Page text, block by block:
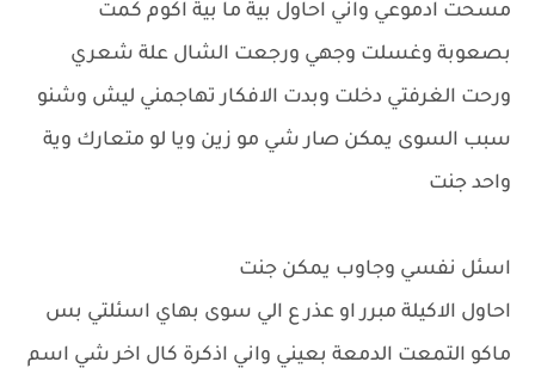
مسحت ادموعي واني احاول بية ما بية اكوم كمت
بصعوبة وغسلت وجهي ورجعت الشال علة شعري
ورحت الغرفتي دخلت وبدت الافكار تهاجمني ليش وشنو
سبب السوى يمكن صار شي مو زين ويا لو متعارك وية
واحد جنت
اسئل نفسي وجاوب يمكن جنت
احاول الاكيلة مبرر او عذر ع الي سوى بهاي اسئلتي بس
ماكو التمعت الدمعة بعيني واني اذكرة كال اخر شي اسم